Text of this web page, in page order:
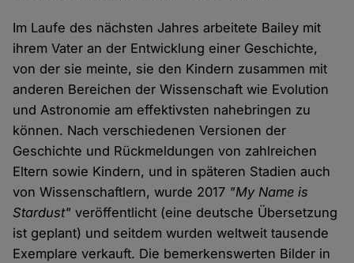
Im Laufe des nächsten Jahres arbeitete Bailey mit
ihrem Vater an der Entwicklung einer Geschichte,
von der sie meinte, sie den Kindern zusammen mit
anderen Bereichen der Wissenschaft wie Evolution
und Astronomie am effektivsten nahebringen zu
können. Nach verschiedenen Versionen der
Geschichte und Rückmeldungen von zahlreichen
Eltern sowie Kindern, und in späteren Stadien auch
von Wissenschaftlern, wurde 2017 "My Name is
Stardust" veröffentlicht (eine deutsche Übersetzung
ist geplant) und seitdem wurden weltweit tausende
Exemplare verkauft. Die bemerkenswerten Bilder in